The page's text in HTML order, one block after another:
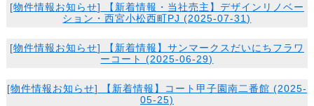
[物件情報お知らせ] 【新着情報・当社売主】デザインリノベー
ション・西宮小松西町PJ (2025-07-31)
[物件情報お知らせ] 【新着情報】サンマークスだいにちフラワ
ーコート (2025-06-29)
[物件情報お知らせ] 【新着情報】コート甲子園南二番館 (2025-
05-25)